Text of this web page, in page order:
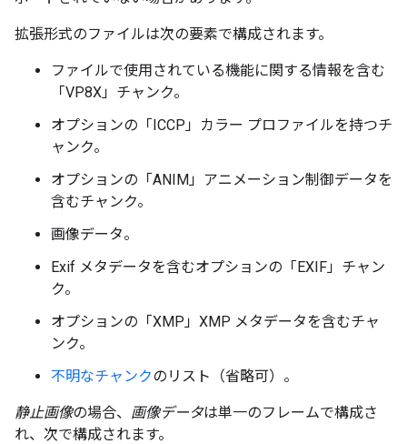
拡張形式のファイルは次の要素で構成されます。
ファイルで使用されている機能に関する情報を含む
「VP8X」チャンク。
オプションの「ICCP」カラー プロファイルを持つチ
ャンク。
オプションの「ANIM」アニメーション制御データを
含むチャンク。
画像データ。
Exif メタデータを含むオプションの「EXIF」チャン
ク。
オプションの「XMP」XMP メタデータを含むチャ
ンク。
不明なチャンクのリスト（省略可）。
静止画像の場合、 画像データは単一のフレームで構成さ
れ、次で構成されます。